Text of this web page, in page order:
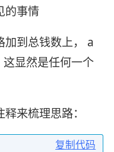
的事情
加到总钱数上， a
显然是任何一个
来梳理思路：
复制代码